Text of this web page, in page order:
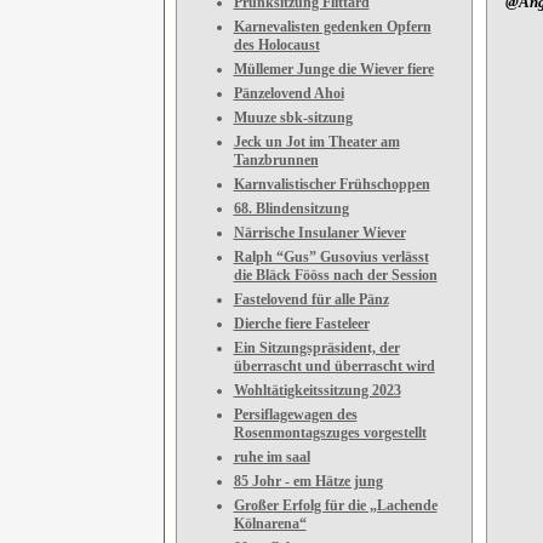
Karnevalisten gedenken Opfern
des Holocaust
Müllemer Junge die Wiever fiere
Pänzelovend Ahoi
Muuze sbk-sitzung
Jeck un Jot im Theater am
Tanzbrunnen
Karnvalistischer Frühschoppen
68. Blindensitzung
Närrische Insulaner Wiever
Ralph “Gus” Gusovius verlässt
die Bläck Fööss nach der Session
Fastelovend für alle Pänz
Dierche fiere Fasteleer
Ein Sitzungspräsident, der
überrascht und überrascht wird
Wohltätigkeitssitzung 2023
Persiflagewagen des
Rosenmontagszuges vorgestellt
ruhe im saal
85 Johr - em Hätze jung
Großer Erfolg für die „Lachende
Kölnarena“